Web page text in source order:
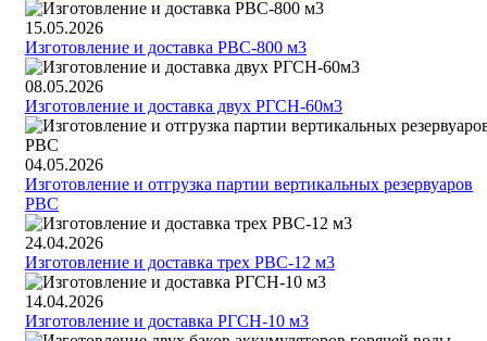
15.05.2026
Изготовление и доставка РВС-800 м3
08.05.2026
Изготовление и доставка двух РГСН-60м3
04.05.2026
Изготовление и отгрузка партии вертикальных резервуаров
РВС
24.04.2026
Изготовление и доставка трех РВС-12 м3
14.04.2026
Изготовление и доставка РГСН-10 м3